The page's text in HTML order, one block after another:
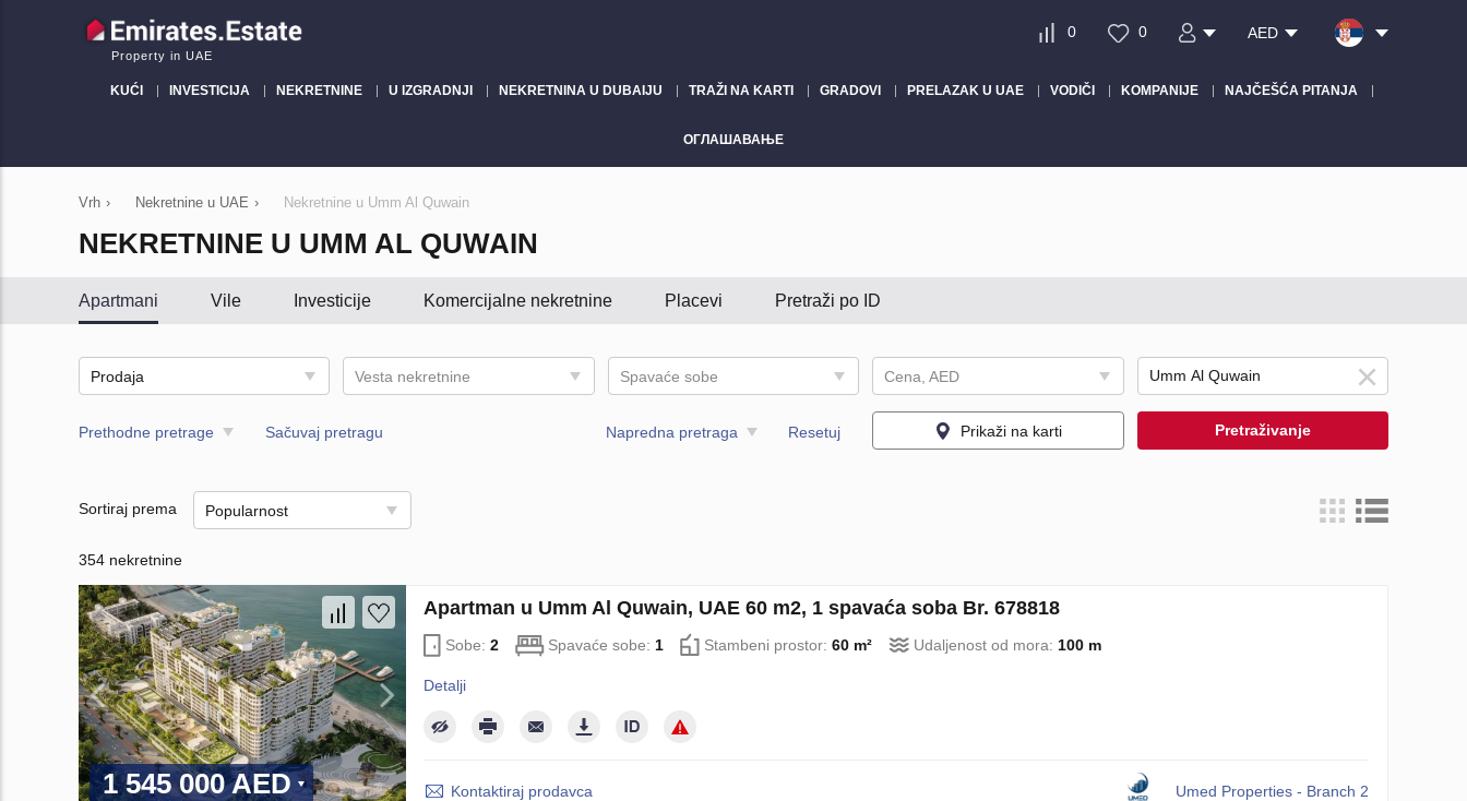
Property in UAE
0 0 AED
KUĆI INVESTICIJA NEKRETNINE U IZGRADNJI NEKRETNINA U DUBAIJU TRAŽI NA KARTI GRADOVI PRELAZAK U UAE VODIČI KOMPANIJE NAJČEŠĆA PITANJA
ОГЛАШАВАЊЕ
Vrh › Nekretnine u UAE › Nekretnine u Umm Al Quwain
NEKRETNINE U UMM AL QUWAIN
Apartmani Vile Investicije Komercijalne nekretnine Placevi Pretraži po ID
Prodaja Vesta nekretnine Spavaće sobe Cena, AED
Prethodne pretrage Sačuvaj pretragu Napredna pretraga Resetuj Prikaži na karti Pretraživanje
Sortiraj prema Popularnost
354 nekretnine
1 545 000 AED
Apartman u Umm Al Quwain, UAE 60 m2, 1 spavaća soba Br. 678818
Sobe: 2 Spavaće sobe: 1 Stambeni prostor: 60 m² Udaljenost od mora: 100 m
Detalji
Kontaktiraj prodavca Umed Properties - Branch 2